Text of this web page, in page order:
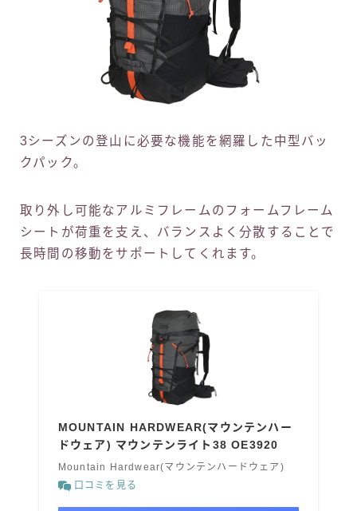
3シーズンの登山に必要な機能を網羅した中型バッ
クパック。
取り外し可能なアルミフレームのフォームフレーム
シートが荷重を支え、バランスよく分散することで
長時間の移動をサポートしてくれます。
MOUNTAIN HARDWEAR(マウンテンハー
ドウェア) マウンテンライト38 OE3920
Mountain Hardwear(マウンテンハードウェア)
口コミを見る